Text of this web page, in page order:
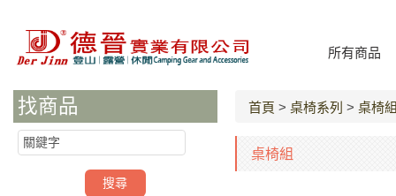
所有商品
找商品 首頁 > 桌椅系列 > 桌椅
桌椅組